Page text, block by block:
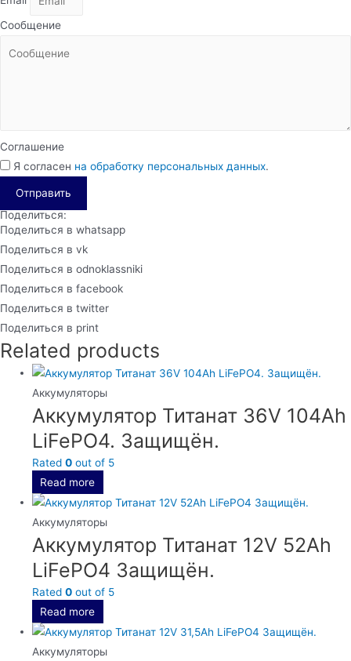
Сообщение
Соглашение
Я согласен на обработку персональных данных.
Отправить
Поделиться:
Поделиться в whatsapp
Поделиться в vk
Поделиться в odnoklassniki
Поделиться в facebook
Поделиться в twitter
Поделиться в print
Related products
Аккумуляторы
Аккумулятор Титанат 36V 104Ah
LiFePO4. Защищён.
Rated0 out of 5
Read more
Аккумуляторы
Аккумулятор Титанат 12V 52Ah
LiFePO4 Защищён.
Rated0 out of 5
Read more
Аккумуляторы